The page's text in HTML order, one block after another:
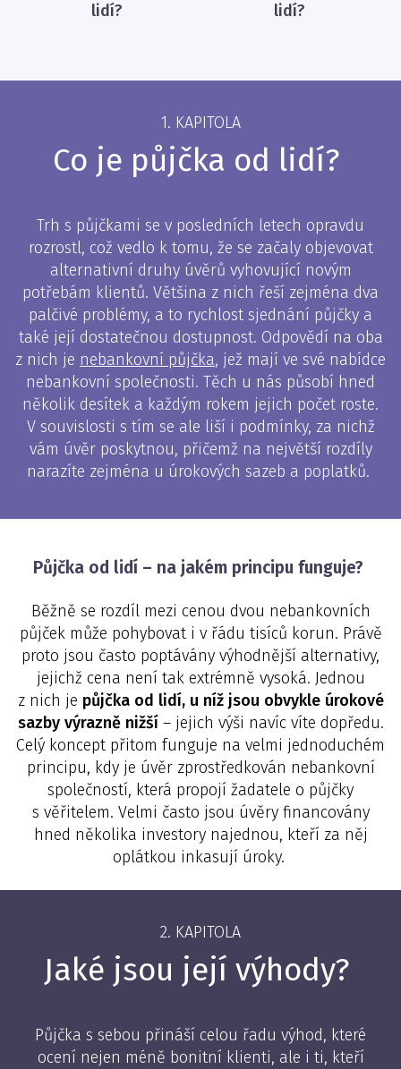
lidí?
lidí?
1. KAPITOLA
Co je půjčka od lidí?
Trh s půjčkami se v posledních letech opravdu
rozrostl, což vedlo k tomu, že se začaly objevovat
alternativní druhy úvěrů vyhovující novým
potřebám klientů. Většina z nich řeší zejména dva
palčivé problémy, a to rychlost sjednání půjčky a
také její dostatečnou dostupnost. Odpovědí na oba
z nich je nebankovní půjčka, jež mají ve své nabídce
nebankovní společnosti. Těch u nás působí hned
několik desítek a každým rokem jejich počet roste.
V souvislosti s tím se ale liší i podmínky, za nichž
vám úvěr poskytnou, přičemž na největší rozdíly
narazíte zejména u úrokových sazeb a poplatků.
Půjčka od lidí – na jakém principu funguje?
Běžně se rozdíl mezi cenou dvou nebankovních
půjček může pohybovat i v řádu tisíců korun. Právě
proto jsou často poptávány výhodnější alternativy,
jejichž cena není tak extrémně vysoká. Jednou
z nich je půjčka od lidí, u níž jsou obvykle úrokové
sazby výrazně nižší– jejich výši navíc víte dopředu.
Celý koncept přitom funguje na velmi jednoduchém
principu, kdy je úvěr zprostředkován nebankovní
společností, která propojí žadatele o půjčky
s věřitelem. Velmi často jsou úvěry financovány
hned několika investory najednou, kteří za něj
oplátkou inkasují úroky.
2. KAPITOLA
Jaké jsou její výhody?
Půjčka s sebou přináší celou řadu výhod, které
ocení nejen méně bonitní klienti, ale i ti, kteří